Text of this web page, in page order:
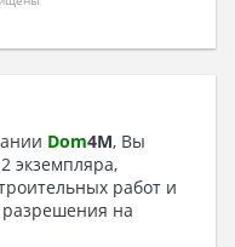
Dom4M, Вы
экземпляра,
работ и
разрешения на